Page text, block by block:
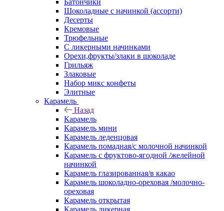
Батончики
Шоколадные с начинкой (ассорти)
Десерты
Кремовые
Трюфельные
С ликерными начинками
Орехи,фрукты/злаки в шоколаде
Грильяж
Злаковые
Набор микс конфеты
Элитные
Карамель
Назад
Карамель
Карамель мини
Карамель леденцовая
Карамель помадная/с молочной начинкой
Карамель с фруктово-ягодной /желейной
начинкой
Карамель глазированная/в какао
Карамель шоколадно-ореховая /молочно-
ореховая
Карамель открытая
Карамель ликерная